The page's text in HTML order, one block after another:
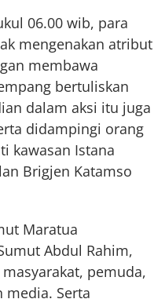
06.00 wib, para
mengenakan atribut
membawa
bertuliskan
dalam aksi itu juga
didampingi orang
kawasan Istana
Brigjen Katamso
Maratua
Abdul Rahim,
pemuda,
media. Serta